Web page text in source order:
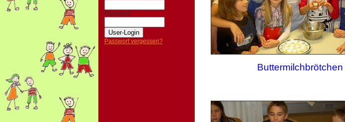
Passwort:
Passwort vergessen?
Buttermilchbrötchen